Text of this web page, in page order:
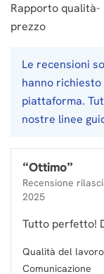
Rapporto qualità-
prezzo
Le recensioni
hanno
piattaforma.
nostre linee
“Ottimo”
Recensione
2025
Tutto perfetto!
Qualità del lavoro
Comunicazione